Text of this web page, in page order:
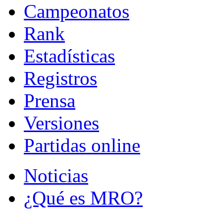
Campeonatos
Rank
Estadísticas
Registros
Prensa
Versiones
Partidas online
Noticias
¿Qué es MRO?